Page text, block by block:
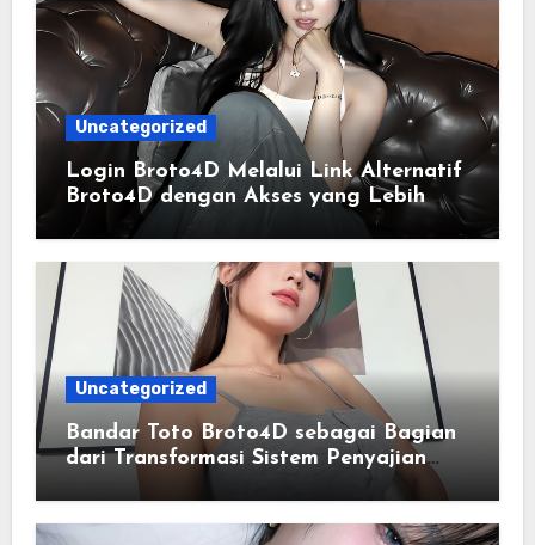
Uncategorized
Login Broto4D Melalui Link Alternatif
Broto4D dengan Akses yang Lebih
Lancar
Uncategorized
Bandar Toto Broto4D sebagai Bagian
dari Transformasi Sistem Penyajian